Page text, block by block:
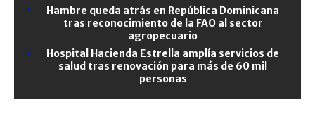
Hambre queda atrás en República Dominicana
tras reconocimiento de la FAO al sector
agropecuario
Hospital Hacienda Estrella amplía servicios de
salud tras renovación para más de 60 mil
personas